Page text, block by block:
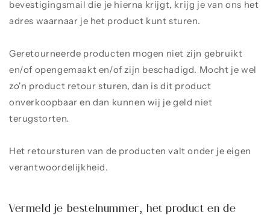
bevestigingsmail die je hierna krijgt, krijg je van ons het
adres waarnaar je het product kunt sturen.
Geretourneerde producten mogen niet zijn gebruikt
en/of opengemaakt en/of zijn beschadigd. Mocht je wel
zo'n product retour sturen, dan is dit product
onverkoopbaar en dan kunnen wij je geld niet
terugstorten.
Het retoursturen van de producten valt onder je eigen
verantwoordelijkheid.
Vermeld je bestelnummer, het product en de